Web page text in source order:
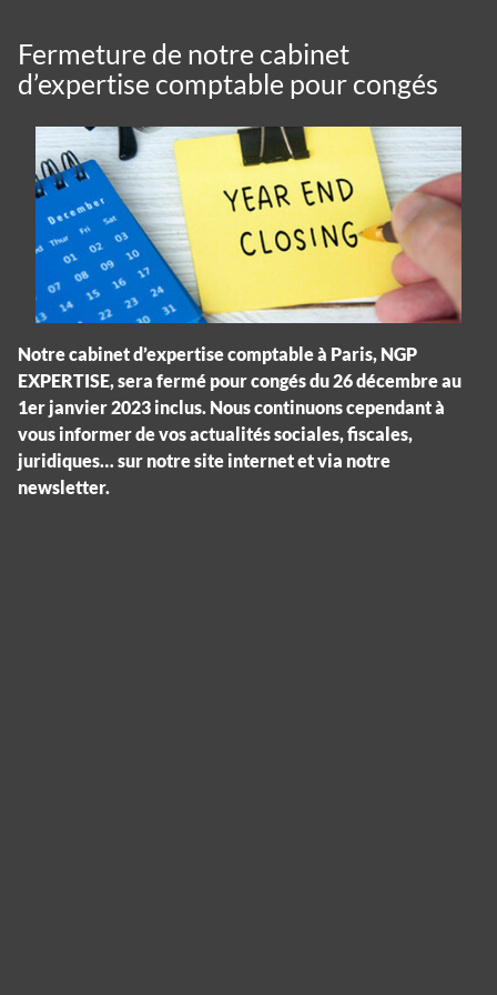
Fermeture de notre cabinet
d’expertise comptable pour congés
Notre cabinet d’expertise comptable à Paris, NGP
EXPERTISE, sera fermé pour congés du 26 décembre au
1er janvier 2023 inclus. Nous continuons cependant à
vous informer de vos actualités sociales, fiscales,
juridiques… sur notre site internet et via notre
newsletter.